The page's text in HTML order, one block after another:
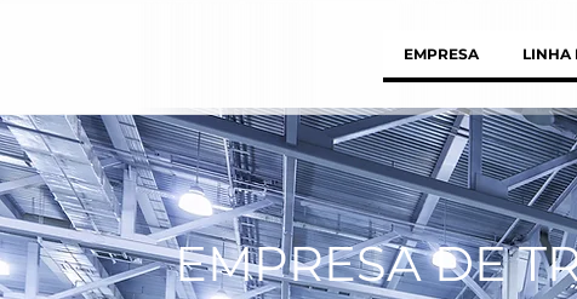
EMPRESA LINHA
EMPRESA DE